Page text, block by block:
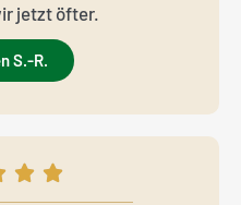
jetzt öfter.
S.-R.